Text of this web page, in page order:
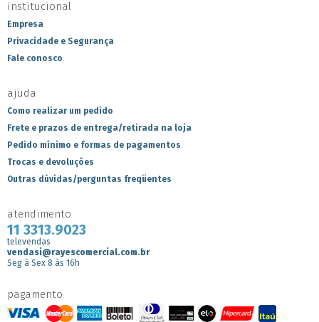
institucional
Empresa
Privacidade e Segurança
Fale conosco
ajuda
Como realizar um pedido
Frete e prazos de entrega/retirada na loja
Pedido mínimo e formas de pagamentos
Trocas e devoluções
Outras dúvidas/perguntas freqüentes
atendimento
11 3313.9023
televendas
vendasi@rayescomercial.com.br
Seg à Sex 8 às 16h
pagamento